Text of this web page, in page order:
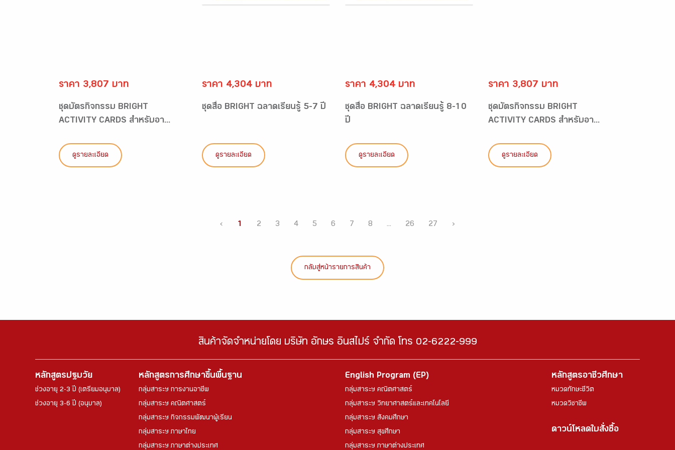
ราคา 3,807 บาท
ชุดบัตรกิจกรรม BRIGHT
ACTIVITY CARDS สำหรับอา...
ดูรายละเอียด
ราคา 4,304 บาท
ชุดสื่อ BRIGHT ฉลาดเรียนรู้ 5-7 ปี
ดูรายละเอียด
ราคา 4,304 บาท
ชุดสื่อ BRIGHT ฉลาดเรียนรู้ 8-10
ปี
ดูรายละเอียด
ราคา 3,807 บาท
ชุดบัตรกิจกรรม BRIGHT
ACTIVITY CARDS สำหรับอา...
ดูรายละเอียด
‹ 1 2 3 4 5 6 7 8 ... 26 27 ›
กลับสู่หน้ารายการสินค้า
สินค้าจัดจำหน่ายโดย บริษัท อักษร อินสไปร์ จำกัด โทร 02-6222-999
หลักสูตรปฐมวัย
ช่วงอายุ 2-3 ปี (เตรียมอนุบาล)
ช่วงอายุ 3-6 ปี (อนุบาล)
หลักสูตรการศึกษาขึ้นพื้นฐาน
กลุ่มสาระฯ การงานอาชีพ
กลุ่มสาระฯ คณิตศาสตร์
กลุ่มสาระฯ กิจกรรมพัฒนาผู้เรียน
กลุ่มสาระฯ ภาษาไทย
กลุ่มสาระฯ ภาษาต่างประเทศ
English Program (EP)
กลุ่มสาระฯ คณิตศาสตร์
กลุ่มสาระฯ วิทยาศาสตร์และเทคโนโลยี
กลุ่มสาระฯ สังคมศึกษา
กลุ่มสาระฯ สุขศึกษา
กลุ่มสาระฯ ภาษาต่างประเทศ
หลักสูตรอาชีวศึกษา
หมวดทักษะชีวิต
หมวดวิชาชีพ
ดาวน์โหลดใบสั่งซื้อ